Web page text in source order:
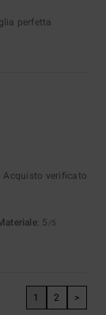
perfetta
Acquisto verificato
: 5 /5
1 2 >